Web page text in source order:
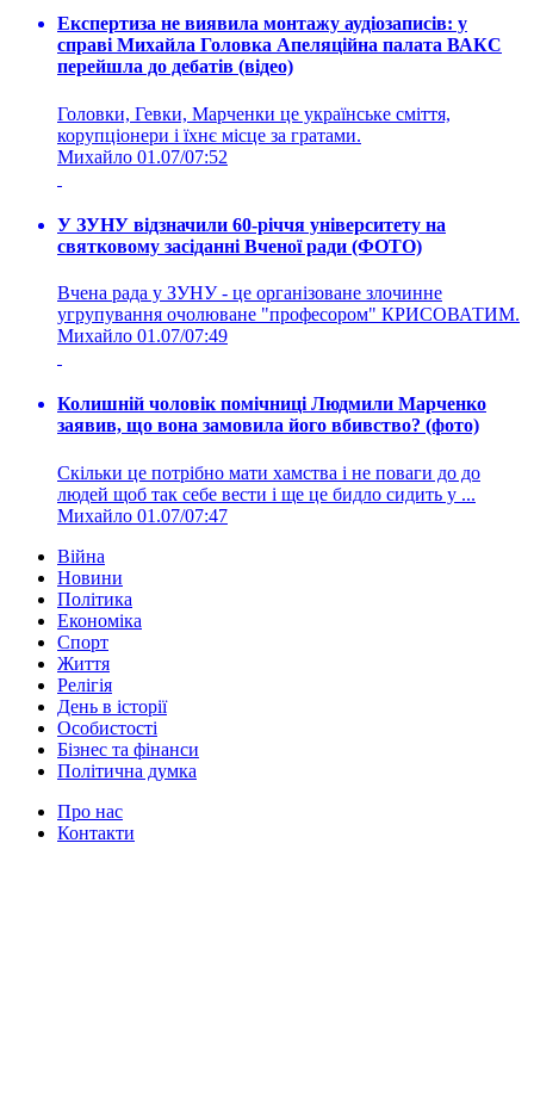
Експертиза не виявила монтажу аудіозаписів: у
справі Михайла Головка Апеляційна палата ВАКС
перейшла до дебатів (відео)
Головки, Гевки, Марченки це українське сміття,
корупціонери і їхнє місце за гратами.
Михайло 01.07/07:52
У ЗУНУ відзначили 60-річчя університету на
святковому засіданні Вченої ради (ФОТО)
Вчена рада у ЗУНУ - це організоване злочинне
угрупування очолюване "професором" КРИСОВАТИМ.
Михайло 01.07/07:49
Колишній чоловік помічниці Людмили Марченко
заявив, що вона замовила його вбивство? (фото)
Скільки це потрібно мати хамства і не поваги до до
людей щоб так себе вести і ще це бидло сидить у ...
Михайло 01.07/07:47
Війна
Новини
Політика
Економіка
Спорт
Життя
Релігія
День в історії
Особистості
Бізнес та фінанси
Політична думка
Про нас
Контакти